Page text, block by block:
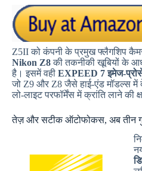
Z5II को कंपनी के प्रमुख फ्लैगशिप
Nikon Z8की तकनीकी खूबियों के
है। इसमें वही EXPEED 7 इमेज-
जो Z9 और Z8 जैसे हाई-एंड मॉडल्स में
लो-लाइट परफॉर्मेंस में क्रांति लाने की
तेज़ और सटीक ऑटोफोकस, अब तीन